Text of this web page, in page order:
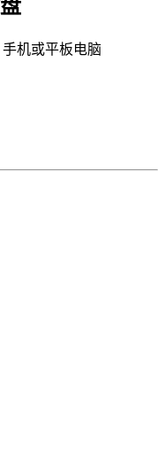
机或平板电脑